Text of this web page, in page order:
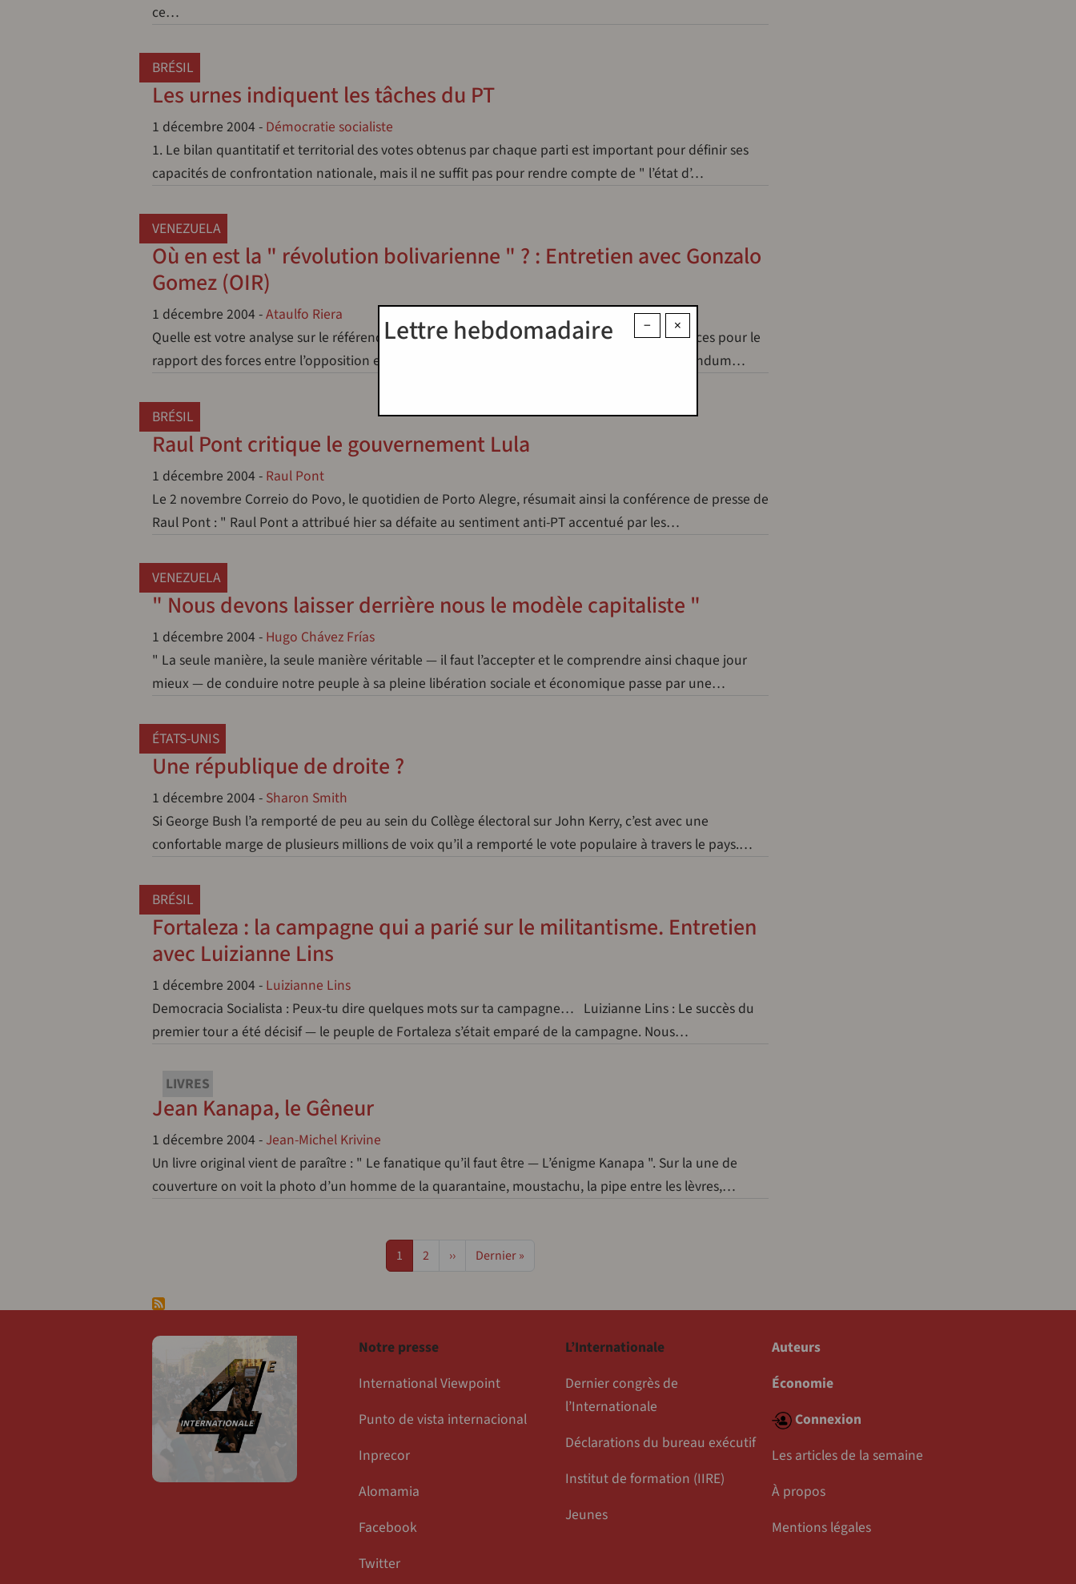
ce…
BRÉSIL
Les urnes indiquent les tâches du PT
1 décembre 2004- Démocratie socialiste
1. Le bilan quantitatif et territorial des votes obtenus par chaque parti est important pour définir ses
capacités de confrontation nationale, mais il ne suffit pas pour rendre compte de " l’état d’…
VENEZUELA
Où en est la " révolution bolivarienne " ? : Entretien avec Gonzalo
Gomez (OIR)
1 décembre 2004-Ataulfo Riera
Quelle est votre analyse sur le référendum révocatoire du 15 août dernier et ses conséquences pour le
rapport des forces entre l’opposition et le chavisme aujourd’hui ?Gonzalo Gomez : Le référendum…
BRÉSIL
Raul Pont critique le gouvernement Lula
1 décembre 2004- Raul Pont
Le 2 novembre Correio do Povo, le quotidien de Porto Alegre, résumait ainsi la conférence de presse de
Raul Pont : " Raul Pont a attribué hier sa défaite au sentiment anti-PT accentué par les…
VENEZUELA
" Nous devons laisser derrière nous le modèle capitaliste "
1 décembre 2004- Hugo Chávez Frías
" La seule manière, la seule manière véritable — il faut l’accepter et le comprendre ainsi chaque jour
mieux — de conduire notre peuple à sa pleine libération sociale et économique passe par une…
ÉTATS-UNIS
Une république de droite ?
1 décembre 2004- Sharon Smith
Si George Bush l’a remporté de peu au sein du Collège électoral sur John Kerry, c’est avec une
confortable marge de plusieurs millions de voix qu’il a remporté le vote populaire à travers le pays.…
BRÉSIL
Fortaleza : la campagne qui a parié sur le militantisme. Entretien
avec Luizianne Lins
1 décembre 2004- Luizianne Lins
Democracia Socialista : Peux-tu dire quelques mots sur ta campagne… Luizianne Lins : Le succès du
premier tour a été décisif — le peuple de Fortaleza s’était emparé de la campagne. Nous…
LIVRES
Jean Kanapa, le Gêneur
1 décembre 2004- Jean-Michel Krivine
Un livre original vient de paraître : " Le fanatique qu’il faut être — L’énigme Kanapa ". Sur la une de
couverture on voit la photo d’un homme de la quarantaine, moustachu, la pipe entre les lèvres,…
Page
1 Page
2 Page suivante
›› Dernière page
Dernier »
×
−
Lettre hebdomadaire
Notre presse
International Viewpoint
Punto de vista internacional
Inprecor
Alomamia
Facebook
Twitter
L’Internationale
Dernier congrès de
l’Internationale
Déclarations du bureau exécutif
Institut de formation (IIRE)
Jeunes
Auteurs
Économie
Connexion
Les articles de la semaine
À propos
Mentions légales